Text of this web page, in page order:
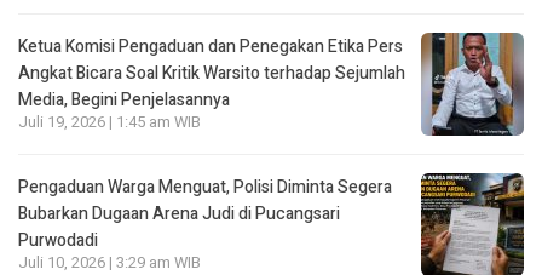
Ketua Komisi Pengaduan dan Penegakan Etika Pers
Angkat Bicara Soal Kritik Warsito terhadap Sejumlah
Media, Begini Penjelasannya
Juli 19, 2026 | 1:45 am WIB
Pengaduan Warga Menguat, Polisi Diminta Segera
Bubarkan Dugaan Arena Judi di Pucangsari
Purwodadi
Juli 10, 2026 | 3:29 am WIB